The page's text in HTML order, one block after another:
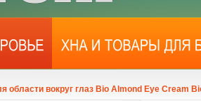
области вокруг глаз Bio Almond Eye Cream